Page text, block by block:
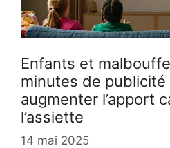
Enfants et
minutes de
augmenter l’apport
l’assiette
14 mai 2025